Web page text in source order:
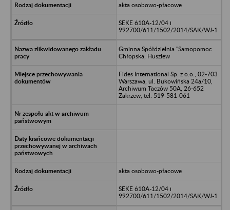
akta osobowo-płacowe
SEKE 610A-12/04 i
992700/611/1502/2014/SAK/WJ-1
Gminna Spółdzielnia "Samopomoc
Chłopska, Huszlew
Fides International Sp. z o.o., 02-703
Warszawa, ul. Bukowińska 24a/10,
Archiwum Taczów 50A, 26-652
Zakrzew, tel. 519-581-061
akta osobowo-płacowe
SEKE 610A-12/04 i
992700/611/1502/2014/SAK/WJ-1